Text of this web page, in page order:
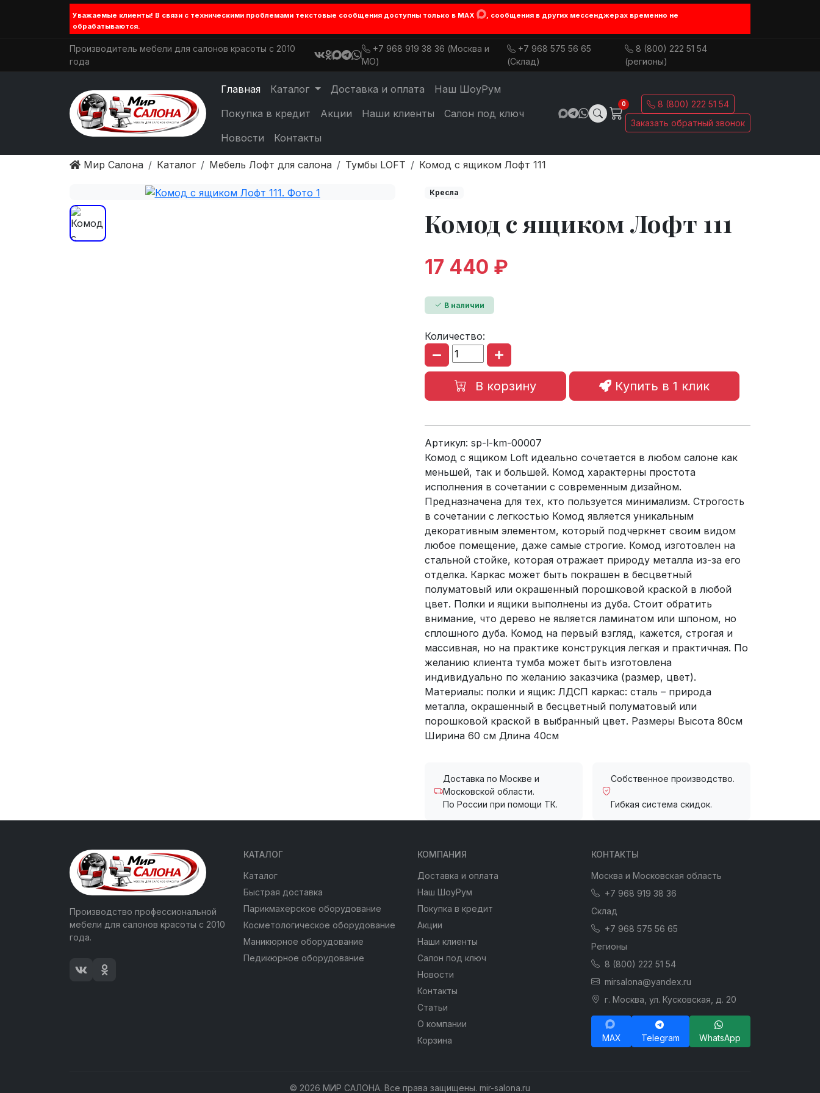
Уважаемые клиенты! В связи с техническими проблемами текстовые сообщения доступны только в MAX
, сообщения в других мессенджерах временно не
обрабатываются.
Производитель мебели для салонов красоты с 2010
года
+7 968 919 38 36 (Москва и
МО)
+7 968 575 56 65
(Склад)
8 (800) 222 51 54
(регионы)
Главная Каталог Доставка и оплата
Наш ШоуРум
Покупка в кредит
Акции Наши клиенты
Салон под ключ
Новости
Контакты
0
8 (800) 222 51 54
Заказать обратный звонок
Мир Салона Каталог Мебель Лофт для салона Тумбы LOFT Комод с ящиком Лофт 111
Кресла
Комод с ящиком Лофт 111
17 440 ₽
В наличии
Количество:
В корзину Купить в 1 клик
Артикул: sp-l-km-00007
Комод с ящиком Loft идеально сочетается в любом салоне как
меньшей, так и большей. Комод характерны простота
исполнения в сочетании с современным дизайном.
Предназначена для тех, кто пользуется минимализм. Строгость
в сочетании с легкостью Комод является уникальным
декоративным элементом, который подчеркнет своим видом
любое помещение, даже самые строгие. Комод изготовлен на
стальной стойке, которая отражает природу металла из-за его
отделка. Каркас может быть покрашен в бесцветный
полуматовый или окрашенный порошковой краской в любой
цвет. Полки и ящики выполнены из дуба. Стоит обратить
внимание, что дерево не является ламинатом или шпоном, но
сплошного дуба. Комод на первый взгляд, кажется, строгая и
массивная, но на практике конструкция легкая и практичная. По
желанию клиента тумба может быть изготовлена
индивидуально по желанию заказчика (размер, цвет).
Материалы: полки и ящик: ЛДСП каркас: сталь – природа
металла, окрашенный в бесцветный полуматовый или
порошковой краской в выбранный цвет. Размеры Высота 80см
Ширина 60 см Длина 40см
Доставка по Москве и
Московской области.
По России при помощи ТК.
Собственное производство.
Гибкая система скидок.
Производство профессиональной
мебели для салонов красоты с 2010
года.
КАТАЛОГ
Каталог
Быстрая доставка
Парикмахерское оборудование
Косметологическое оборудование
Маникюрное оборудование
Педикюрное оборудование
КОМПАНИЯ
Доставка и оплата
Наш ШоуРум
Покупка в кредит
Акции
Наши клиенты
Салон под ключ
Новости
Контакты
Статьи
О компании
Корзина
КОНТАКТЫ
Москва и Московская область
+7 968 919 38 36
Склад
+7 968 575 56 65
Регионы
8 (800) 222 51 54
mirsalona@yandex.ru
г. Москва, ул. Кусковская, д. 20
MAX Telegram WhatsApp
© 2026 МИР САЛОНА. Все права защищены. mir-salona.ru